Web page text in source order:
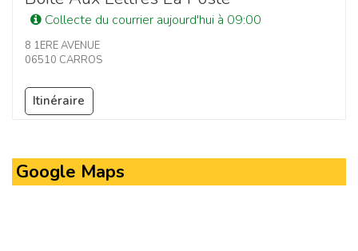
Collecte du courrier aujourd'hui à 09:00
8 1ERE AVENUE
06510 CARROS
Itinéraire
Google Maps